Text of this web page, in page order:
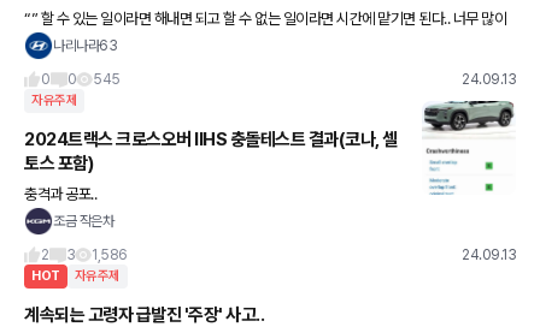
“” 할 수 있는 일이라면 해내면 되고 할 수 없는 일이라면 시간에 맡기면 된다.. 너무 많이
생각하지 말자.. 지나친 생각은 괴로움을 만든다.. “” 좋은아침요 ~~
나리나라63
0
0 545 24.09.13
자유주제
2024트랙스 크로스오버 IIHS 충돌테스트 결과(코나, 셀
토스 포함)
충격과 공포..
조금 작은차
2
3 1,586 24.09.13
HOT 자유주제
계속되는 고령자 급발진 '주장' 사고..